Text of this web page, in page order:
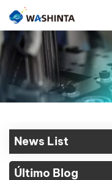
Mix Color Online
News List
Último Blog